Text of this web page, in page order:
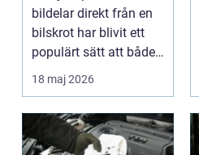
bildelar direkt från en
bilskrot har blivit ett
populärt sätt att både
spara pengar...
18 maj 2026